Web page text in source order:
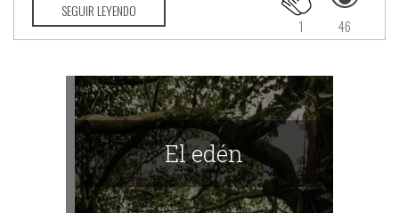
SEGUIR LEYENDO
46
1
El edén